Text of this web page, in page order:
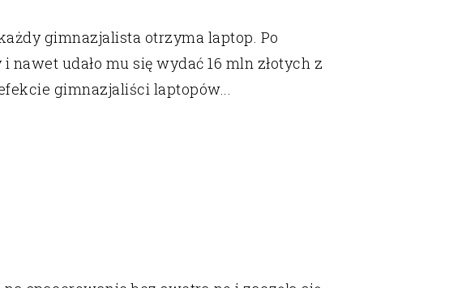
gimnazjalista otrzyma laptop. Po
udało mu się wydać 16 mln złotych z
gimnazjaliści laptopów...